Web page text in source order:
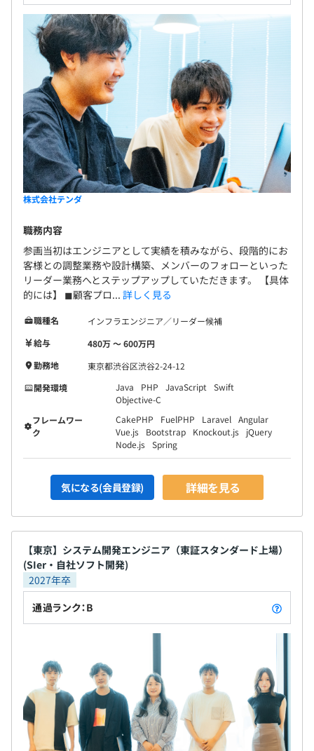
株式会社テンダ
職務内容
参画当初はエンジニアとして実績を積みながら、段階的にお
客様との調整業務や設計構築、メンバーのフォローといった
リーダー業務へとステップアップしていただきます。 【具体
的には】 ◼︎顧客プロ... 詳しく見る
職種名
インフラエンジニア／リーダー候補
給与
480万 〜 600万円
勤務地
東京都渋谷区渋谷2-24-12
開発環境
Java PHP JavaScript
Swift
Objective-C
フレームワー
ク
CakePHP FuelPHP Laravel Angular
Vue.js
Bootstrap Knockout.js
jQuery
Node.js Spring
気になる(会員登録) 詳細を見る
【東京】システム開発エンジニア（東証スタンダード上場）
(SIer・自社ソフト開発)
2027年卒
通過ランク：B